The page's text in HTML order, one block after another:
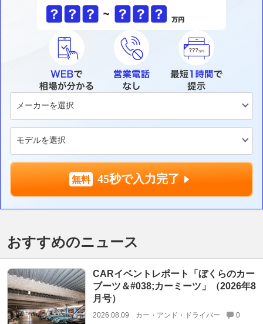
45秒で入力完了
おすすめのニュース
CARイベントレポート「ぼくらのカー
ブーツ＆#038;カーミーツ」（2026年8
月号）
2026.08.09 カー・アンド・ドライバー 0